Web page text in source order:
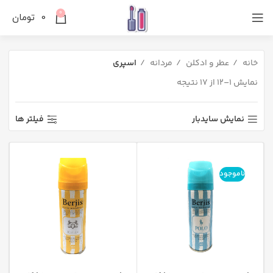
0
0 تومان
خانه عطر و ادکلن مردانه
اسپری
نمایش 1–12 از 17 نتیجه
نمایش سایدبار فیلتر ها
ناموجود